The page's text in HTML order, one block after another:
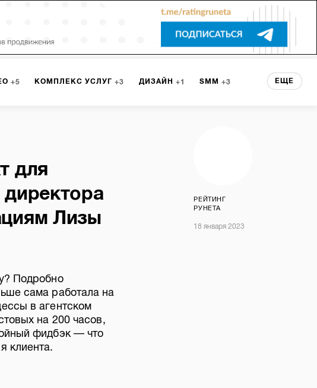
5 КОМПЛЕКС УСЛУГ 3 ДИЗАЙН 1 SMM 3 ЕЩЕ
для
Лизы
Подробно
сама работала на
в агентском
на 200 часов,
фидбэк — что
клиента.
РЕЙТИНГ
РУНЕТА
18 января 2023